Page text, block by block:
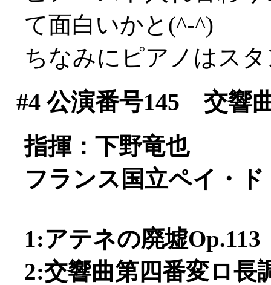
て面白いかと(^-^)
ちなみにピアノはス
#4公演番号145 交響
指揮：下野竜也
フランス国立ペイ・
1:アテネの廃墟Op.113
2:交響曲第四番変ロ長